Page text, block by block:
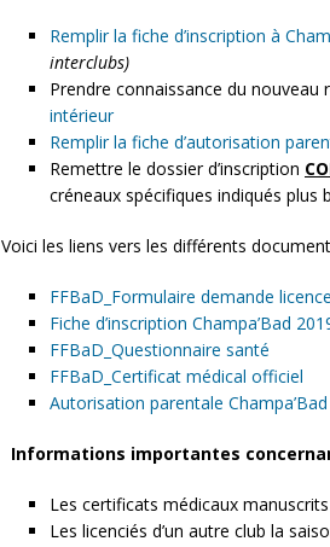
Remplir la fiche d’inscription à
interclubs)
Prendre connaissance du nouveau
intérieur
Remplir la fiche d’autorisation
Remettre le dossier d’inscription
créneaux spécifiques indiqués plus
Voici les liens vers les différents
FFBaD_Formulaire demande
Fiche d’inscription Champa’Bad
FFBaD_Questionnaire santé
FFBaD_Certificat médical officiel
Autorisation parentale
Informations importantes
Les certificats médicaux
Les licenciés d’un autre club la